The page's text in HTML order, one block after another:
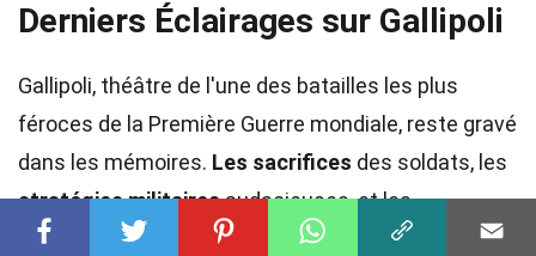
Derniers Éclairages sur Gallipoli
Gallipoli, théâtre de l'une des batailles les plus
féroces de la Première Guerre mondiale, reste gravé
dans les mémoires. Les sacrifices des soldats, les
stratégies militairesaudacieuses, et les
conséquences
politiques ont façonné l'histoire